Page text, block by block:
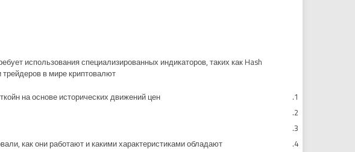
использования специализированных индикаторов, таких как Hash
в мире криптовалют.
на основе исторических движений цен.
как они работают и какими характеристиками обладают.